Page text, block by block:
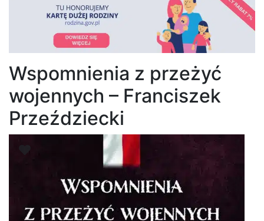
Wspomnienia z przeżyć
wojennych – Franciszek
Przeździecki